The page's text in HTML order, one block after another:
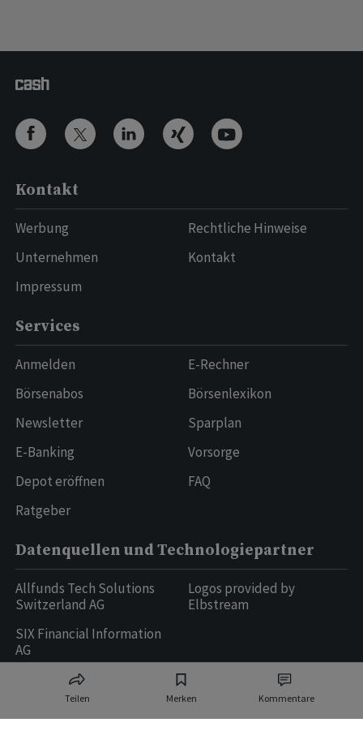
Teilen Merken Kommentare
Kontakt
Werbung
Unternehmen
Impressum
Rechtliche Hinweise
Kontakt
Services
Anmelden
Börsenabos
Newsletter
E-Banking
Depot eröffnen
Ratgeber
E-Rechner
Börsenlexikon
Sparplan
Vorsorge
FAQ
Datenquellen und Technologiepartner
Allfunds Tech Solutions
Switzerland AG
SIX Financial Information
AG
Logos provided by
Elbstream